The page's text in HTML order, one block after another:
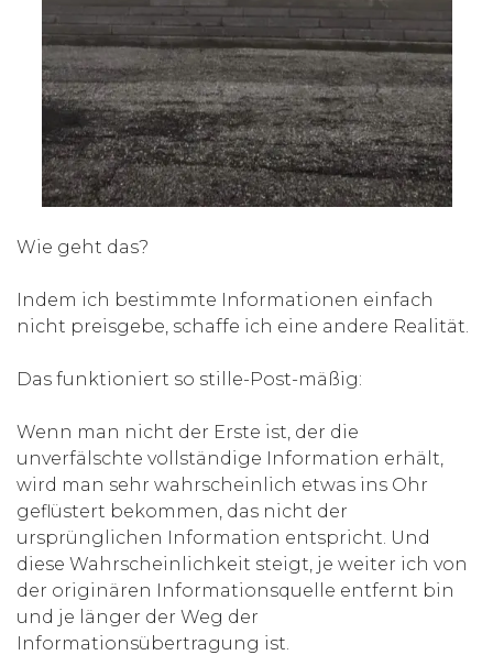
Wie geht das?
Indem ich bestimmte Informationen einfach
nicht preisgebe, schaffe ich eine andere Realität.
Das funktioniert so stille-Post-mäßig:
Wenn man nicht der Erste ist, der die
unverfälschte vollständige Information erhält,
wird man sehr wahrscheinlich etwas ins Ohr
geflüstert bekommen, das nicht der
ursprünglichen Information entspricht. Und
diese Wahrscheinlichkeit steigt, je weiter ich von
der originären Informationsquelle entfernt bin
und je länger der Weg der
Informationsübertragung ist.